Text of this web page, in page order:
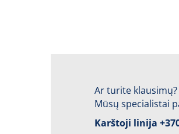
Ar turite klausimų?
Mūsų specialistai
Karštoji linija